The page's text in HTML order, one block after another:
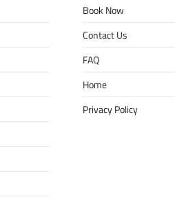
Book Now
Contact Us
FAQ
Home
Privacy Policy